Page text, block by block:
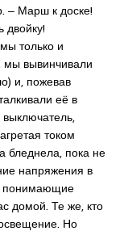
‒ Марш к доске!
двойку!
только и
мы вывинчивали
и, пожевав
её в
током
бледнела, пока не
напряжения в
понимающие
домой. Те же, кто
Но